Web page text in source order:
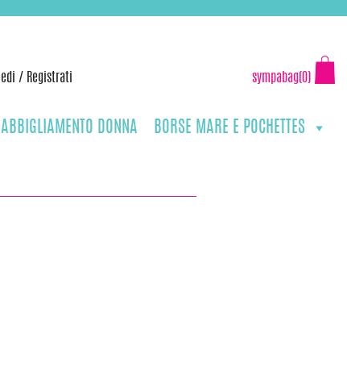
/ Registrati sympabag(0)
ABBIGLIAMENTO DONNA BORSE MARE E POCHETTES